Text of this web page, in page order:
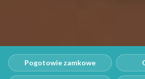
Pogotowie zamkowe